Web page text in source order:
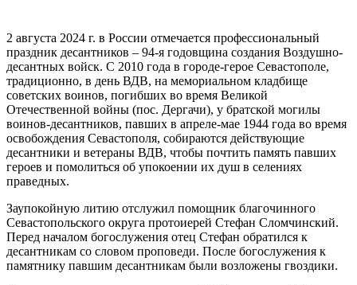
2 августа 2024 г. в России отмечается профессиональный
праздник десантников – 94-я годовщина создания Воздушно-
десантных войск. С 2010 года в городе-герое Севастополе,
традиционно, в день ВДВ, на мемориальном кладбище
советских воинов, погибших во время Великой
Отечественной войны (пос. Дергачи), у братской могилы
воинов-десантников, павших в апреле-мае 1944 года во время
освобождения Севастополя, собираются действующие
десантники и ветераны ВДВ, чтобы почтить память павших
героев и помолиться об упокоении их душ в селениях
праведных.
Заупокойную литию отслужил помощник благочинного
Севастопольского округа протоиерей Стефан Сломчинский.
Перед началом богослужения отец Стефан обратился к
десантникам со словом проповеди. После богослужения к
памятнику павшим десантникам были возложены гвоздики.